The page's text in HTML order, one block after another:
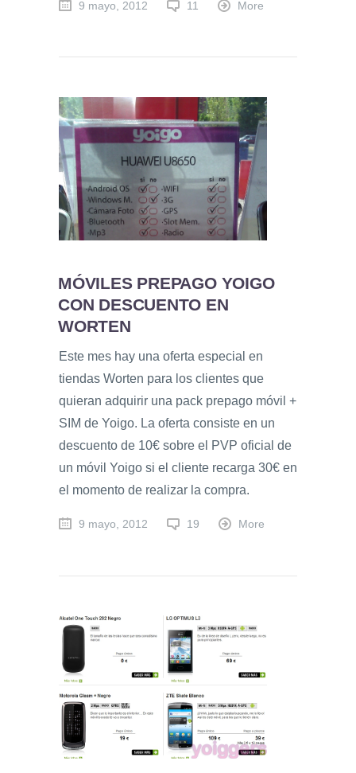
9 mayo, 2012 11 More
MÓVILES PREPAGO YOIGO
CON DESCUENTO EN
WORTEN
Este mes hay una oferta especial en
tiendas Worten para los clientes que
quieran adquirir una pack prepago móvil +
SIM de Yoigo. La oferta consiste en un
descuento de 10€ sobre el PVP oficial de
un móvil Yoigo si el cliente recarga 30€ en
el momento de realizar la compra.
9 mayo, 2012 19 More